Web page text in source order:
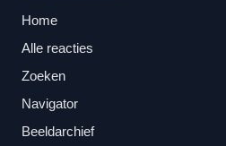
Home
Alle reacties
Zoeken
Navigator
Beeldarchief